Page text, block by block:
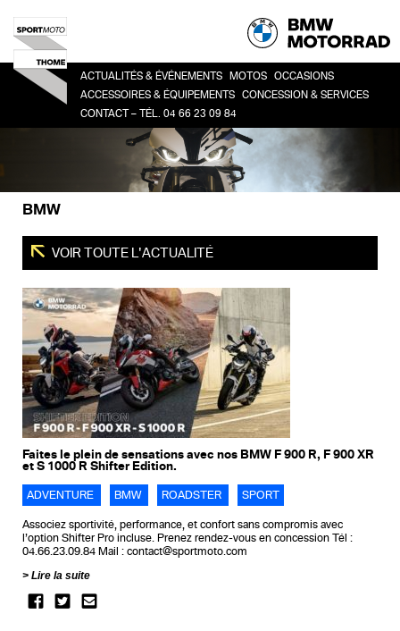
ACTUALITÉS & ÉVÉNEMENTS MOTOS
SPORT
ADVENTURE
URBAN MOBILITY
OCCASIONS
ACCESSOIRES & ÉQUIPEMENTS
ACCESSOIRES
ÉQUIPEMENT DU PILOTE
CONCESSION & SERVICES
LA CONCESSION
DEMANDE DE RDV ATELIER
CONTACT – TÉL. 04 66 23 09 84
BMW
VOIR TOUTE L'ACTUALITÉ
Faites le plein de sensations avec nos BMW F 900 R, F 900 XR
et S 1000 R Shifter Edition.
ADVENTURE BMW ROADSTER SPORT
Associez sportivité, performance, et confort sans compromis avec
l’option Shifter Pro incluse. Prenez rendez-vous en concession Tél :
04.66.23.09.84 Mail : contact@sportmoto.com
Lire la suite